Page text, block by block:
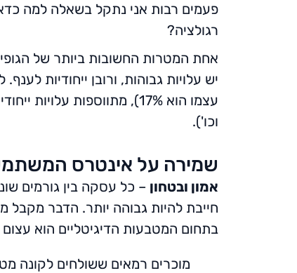
פעמים רבות אני נתקל בשאלה למה
רגולציה?
אחת המטרות החשובות ביותר של
יש עלויות גבוהות, ורובן ייחודיות
עצמו הוא 17%), מתווספות
וכו').
שמירה על אינטרס
אמון ובטחון – כל עסקה בין גורמים
חייבת להיות גבוהה יותר. הדבר מקבל
בתחום המטבעות הדיגיטליים הוא עצום
מוכרים רמאים ששולחים לקונה